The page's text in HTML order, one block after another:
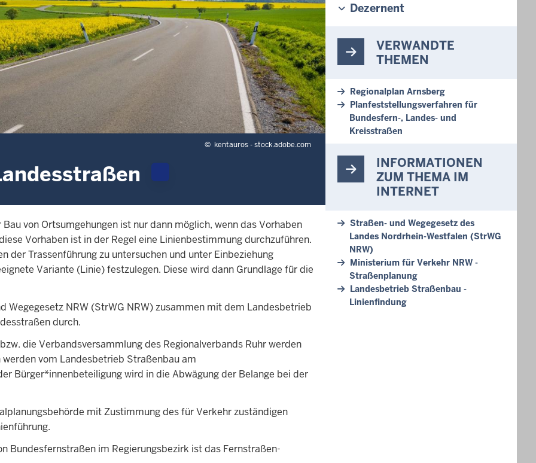
© kentauros - stock.adobe.com
von Ortsumgehungen ist nur dann möglich, wenn das Vorhaben
Vorhaben ist in der Regel eine Linienbestimmung durchzuführen.
der Trassenführung zu untersuchen und unter Einbeziehung
Variante (Linie) festzulegen. Diese wird dann Grundlage für die
Wegegesetz NRW (StrWG NRW) zusammen mit dem Landesbetrieb
durch.
die Verbandsversammlung des Regionalverbands Ruhr werden
vom Landesbetrieb Straßenbau am
Bürger*innenbeteiligung wird in die Abwägung der Belange bei der
mit Zustimmung des für Verkehr zuständigen
Bundesfernstraßen im Regierungsbezirk ist das Fernstraßen-
Dezernent
VERWANDTE
THEMEN
Regionalplan Arnsberg
Planfeststellungsverfahren für
Bundesfern-, Landes- und
Kreisstraßen
INFORMATIONEN
ZUM THEMA IM
INTERNET
Straßen- und Wegegesetz des
Landes Nordrhein-Westfalen (StrWG
NRW)
Ministerium für Verkehr NRW -
Straßenplanung
Landesbetrieb Straßenbau -
Linienfindung